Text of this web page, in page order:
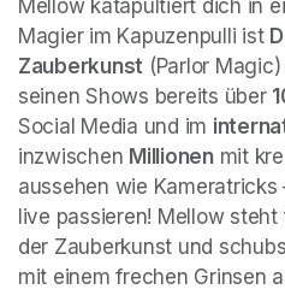
Mellow katapultiert dich in
Magier im Kapuzenpulli ist
Zauberkunst (Parlor
seinen Shows bereits über
Social Media und im
inzwischen Millionen mit
aussehen wie
live passieren! Mellow
der Zauberkunst und
mit einem frechen Grinsen